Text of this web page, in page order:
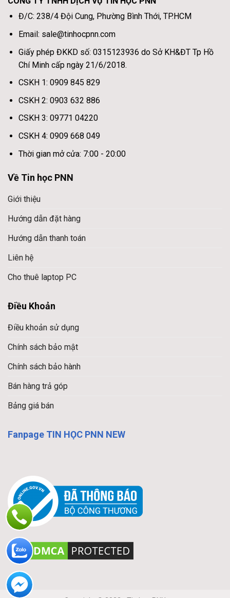
Đ/C: 238/4 Đội Cung, Phường Bình Thới, TP.HCM
Email: sale@tinhocpnn.com
Giấy phép ĐKKD số: 0315123936 do Sở KH&ĐT Tp Hồ
Chí Minh cấp ngày 21/6/2018.
CSKH 1: 0909 845 829
CSKH 2: 0903 632 886
CSKH 3: 09771 04220
CSKH 4: 0909 668 049
Thời gian mở cửa: 7:00 - 20:00
Về Tin học PNN
Giới thiệu
Hướng dẫn đặt hàng
Hướng dẫn thanh toán
Liên hệ
Cho thuê laptop PC
Điều Khoản
Điều khoản sử dụng
Chính sách bảo mật
Chính sách bảo hành
Bán hàng trả góp
Bảng giá bán
Fanpage TIN HỌC PNN NEW